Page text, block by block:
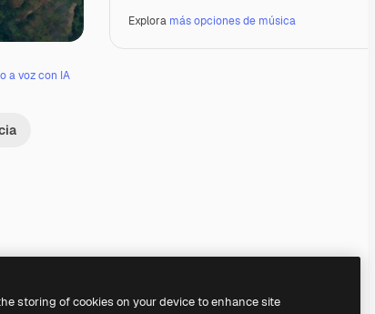
a voz con IA
Explora más opciones de música
storing of cookies on your device to enhance site